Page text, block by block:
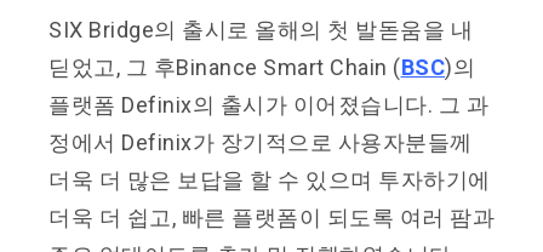
SIX Bridge의 출시로 올해의 첫 발돋움을 내
딛었고 , 그 후Binance Smart Chain (BSC)의
플랫폼 Definix의 출시가 이어졌습니다. 그 과
정에서 Definix가 장기적으로 사용자분들께
더욱 더 많은 보답을 할 수 있으며 투자하기에
더욱 더 쉽고 , 빠른 플랫폼이 되도록 여러 팜과